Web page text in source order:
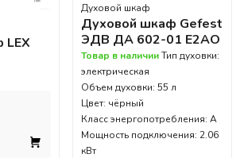
Духовой шкаф
Духовой шкаф Gefest
ЭДВ ДА 602-01 E2АO
Товар в наличииТип духовки:
электрическая
Объем духовки: 55 л
Цвет: чёрный
Класс энергопотребления: A
Мощность подключения: 2.06
кВт